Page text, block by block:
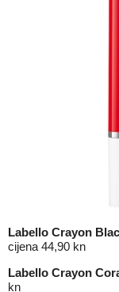
Labello Crayon
cijena 44,90 kn
Labello Crayon
kn